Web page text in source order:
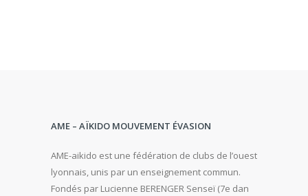
AME – AÏKIDO MOUVEMENT ÉVASION
AME-aikido est une fédération de clubs de l’ouest
lyonnais, unis par un enseignement commun.
Fondés par Lucienne BERENGER Senseï (7e dan